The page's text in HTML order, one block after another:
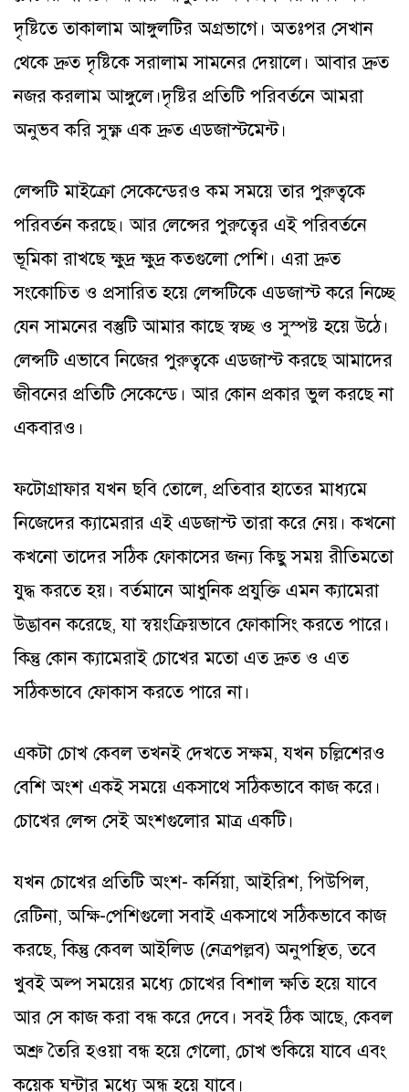
দৃষ্টিতে তাকালাম আঙ্গুলটির অগ্রভাগে। অতঃপর সেখান
থেকে দ্রুত দৃষ্টিকে সরালাম সামনের দেয়ালে। আবার দ্রুত
নজর করলাম আঙ্গুলে।দৃষ্টির প্রতিটি পরিবর্তনে আমরা
অনুভব করি সুক্ষ্ণ এক দ্রুত এডজাস্টমেন্ট।
লেন্সটি মাইক্রো সেকেন্ডেরও কম সময়ে তার পুরুত্বকে
পরিবর্তন করছে। আর লেন্সের পুরুত্বের এই পরিবর্তনে
ভূমিকা রাখছে ক্ষুদ্র ক্ষুদ্র কতগুলো পেশি। এরা দ্রুত
সংকোচিত ও প্রসারিত হয়ে লেন্সটিকে এডজাস্ট করে নিচ্ছে
যেন সামনের বস্তুটি আমার কাছে স্বচ্ছ ও সুস্পষ্ট হয়ে উঠে।
লেন্সটি এভাবে নিজের পুরুত্বকে এডজাস্ট করছে আমাদের
জীবনের প্রতিটি সেকেন্ডে। আর কোন প্রকার ভুল করছে না
একবারও।
ফটোগ্রাফার যখন ছবি তোলে, প্রতিবার হাতের মাধ্যমে
নিজেদের ক্যামেরার এই এডজাস্ট তারা করে নেয়। কখনো
কখনো তাদের সঠিক ফোকাসের জন্য কিছু সময় রীতিমতো
যুদ্ধ করতে হয়। বর্তমানে আধুনিক প্রযুক্তি এমন ক্যামেরা
উদ্ভাবন করেছে, যা স্বয়ংক্রিয়ভাবে ফোকাসিং করতে পারে।
কিন্তু কোন ক্যামেরাই চোখের মতো এত দ্রুত ও এত
সঠিকভাবে ফোকাস করতে পারে না।
একটা চোখ কেবল তখনই দেখতে সক্ষম, যখন চল্লিশেরও
বেশি অংশ একই সময়ে একসাথে সঠিকভাবে কাজ করে।
চোখের লেন্স সেই অংশগুলোর মাত্র একটি।
যখন চোখের প্রতিটি অংশ- কর্নিয়া, আইরিশ, পিউপিল,
রেটিনা, অক্ষি-পেশিগুলো সবাই একসাথে সঠিকভাবে কাজ
করছে, কিন্তু কেবল আইলিড (নেত্রপল্লব) অনুপস্থিত, তবে
খুবই অল্প সময়ের মধ্যে চোখের বিশাল ক্ষতি হয়ে যাবে
আর সে কাজ করা বন্ধ করে দেবে। সবই ঠিক আছে, কেবল
অশ্রু তৈরি হওয়া বন্ধ হয়ে গেলো, চোখ শুকিয়ে যাবে এবং
কয়েক ঘন্টার মধ্যে অন্ধ হয়ে যাবে।